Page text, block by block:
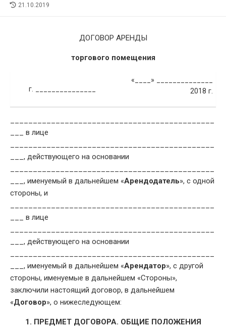
LAST
21.10.2019
ДОГОВОР АРЕНДЫ
торгового помещения
г. _______________
«____» ______________
2018 г.
___ в лице
___, действующего на основании
___, именуемый в дальнейшем «Арендодатель», с одной
стороны, и
___ в лице
___, действующего на основании
___, именуемый в дальнейшем «Арендатор», с другой
стороны, именуемые в дальнейшем «Стороны»,
заключили настоящий договор, в дальнейшем
«Договор», о нижеследующем:
1. ПРЕДМЕТ ДОГОВОРА. ОБЩИЕ ПОЛОЖЕНИЯ